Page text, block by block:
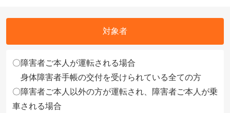
対象者
〇障害者ご本人が運転される場合
身体障害者手帳の交付を受けられている全ての方
〇障害者ご本人以外の方が運転され、障害者ご本人が乗
車される場合